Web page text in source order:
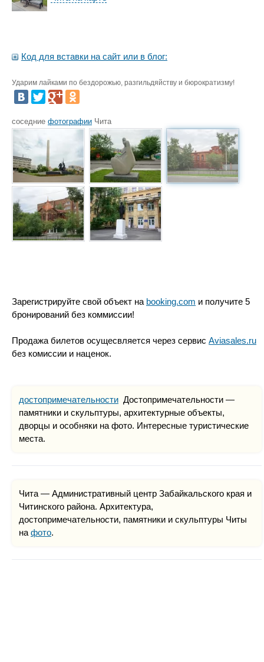
Код для вставки на сайт или в блог:
Ударим лайками по бездорожью, разгильдяйству и бюрократизму!
соседние фотографии Чита
Зарегистрируйте свой объект на booking.com и получите 5
бронирований без коммиссии!
Продажа билетов осущесвляется через сервис Aviasales.ru
без комиссии и наценок.
достопримечательности Достопримечательности —
памятники и скульптуры, архитектурные объекты,
дворцы и особняки на фото. Интересные туристические
места.
Чита — Административный центр Забайкальского края и
Читинского района. Архитектура,
достопримечательности, памятники и скульптуры Читы
на фото.